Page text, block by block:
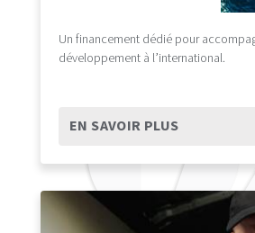
Un financement dédié pour
développement à l’international.
EN SAVOIR PLUS